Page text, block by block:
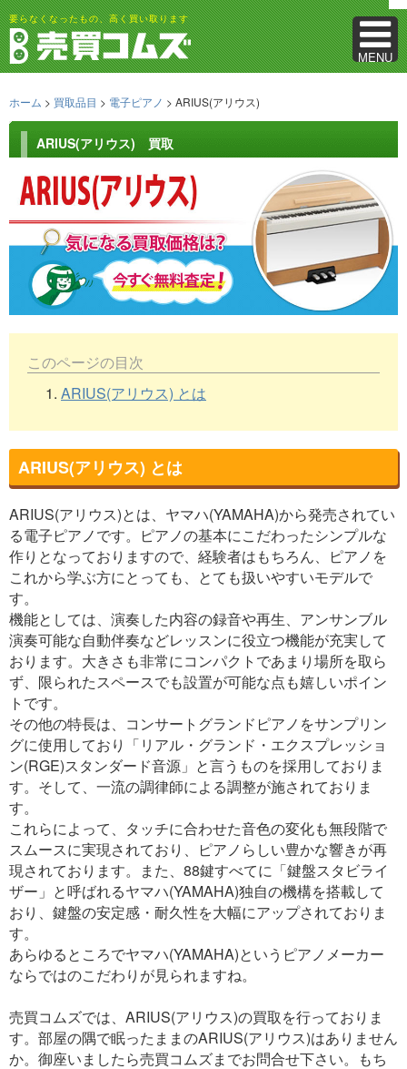
MENU
要らなくなったもの、高く買い取ります
ホーム > 買取品目 > 電子ピアノ > ARIUS(アリウス)
ARIUS(アリウス) 買取
このページの目次
1. ARIUS(アリウス) とは
ARIUS(アリウス) とは
ARIUS(アリウス)とは、ヤマハ(YAMAHA)から発売されてい
る電子ピアノです。ピアノの基本にこだわったシンプルな
作りとなっておりますので、経験者はもちろん、ピアノを
これから学ぶ方にとっても、とても扱いやすいモデルで
す。
機能としては、演奏した内容の録音や再生、アンサンブル
演奏可能な自動伴奏などレッスンに役立つ機能が充実して
おります。大きさも非常にコンパクトであまり場所を取ら
ず、限られたスペースでも設置が可能な点も嬉しいポイン
トです。
その他の特長は、コンサートグランドピアノをサンプリン
グに使用しており「リアル・グランド・エクスプレッショ
ン(RGE)スタンダード音源」と言うものを採用しておりま
す。そして、一流の調律師による調整が施されておりま
す。
これらによって、タッチに合わせた音色の変化も無段階で
スムースに実現されており、ピアノらしい豊かな響きが再
現されております。また、88鍵すべてに「鍵盤スタビライ
ザー」と呼ばれるヤマハ(YAMAHA)独自の機構を搭載して
おり、鍵盤の安定感・耐久性を大幅にアップされておりま
す。
あらゆるところでヤマハ(YAMAHA)というピアノメーカー
ならではのこだわりが見られますね。
売買コムズでは、ARIUS(アリウス)の買取を行っておりま
す。部屋の隅で眠ったままのARIUS(アリウス)はありません
か。御座いましたら売買コムズまでお問合せ下さい。もち